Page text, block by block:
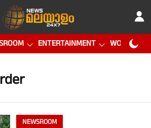
ENTERTAINMENT WORLD CUP
NEWSROOM